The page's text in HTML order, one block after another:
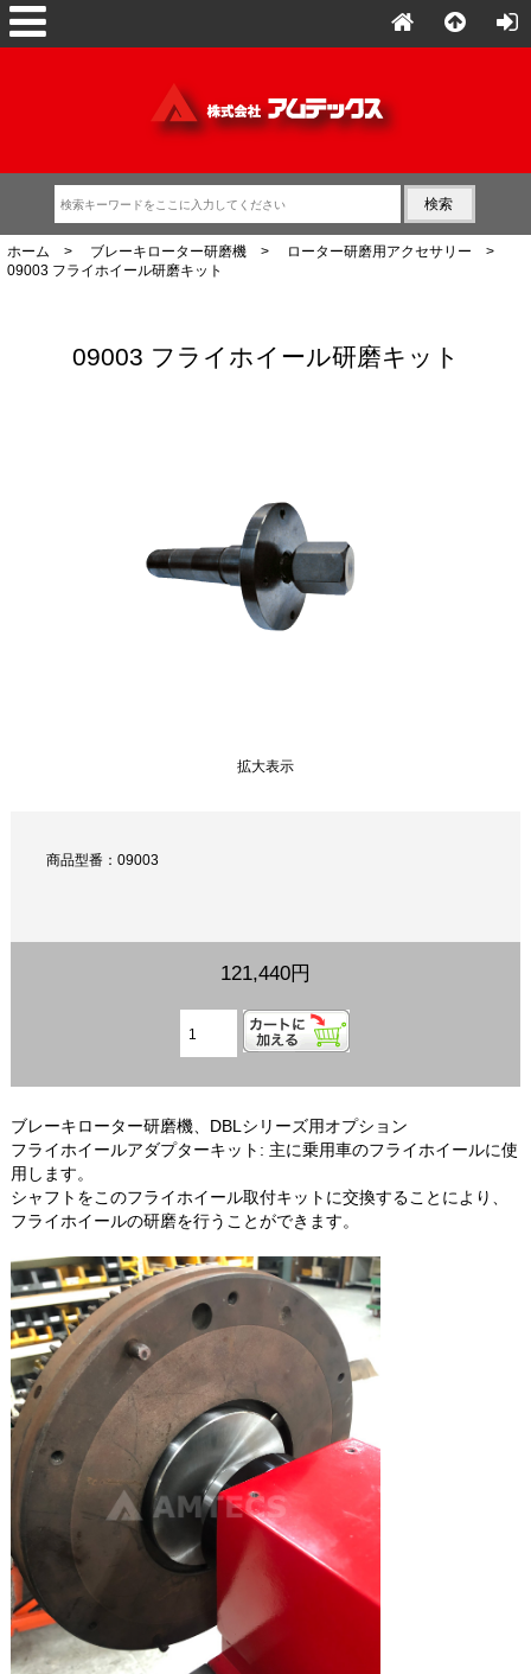
ホーム > ブレーキローター研磨機> ローター研磨用アクセサリー >
09003 フライホイール研磨キット
09003 フライホイール研磨キット
拡大表示
商品型番：09003
121,440円
ブレーキローター研磨機、DBLシリーズ用オプション
フライホイールアダプターキット: 主に乗用車のフライホイールに使
用します。
シャフトをこのフライホイール取付キットに交換することにより、
フライホイールの研磨を行うことができます。